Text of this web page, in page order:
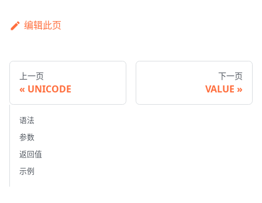
编辑此页
上一页
UNICODE
下一页
VALUE
语法
参数
返回值
示例